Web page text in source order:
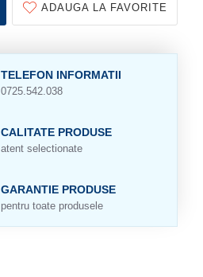
ADAUGA LA FAVORITE
TELEFON INFORMATII
0725.542.038
CALITATE PRODUSE
atent selectionate
GARANTIE PRODUSE
pentru toate produsele